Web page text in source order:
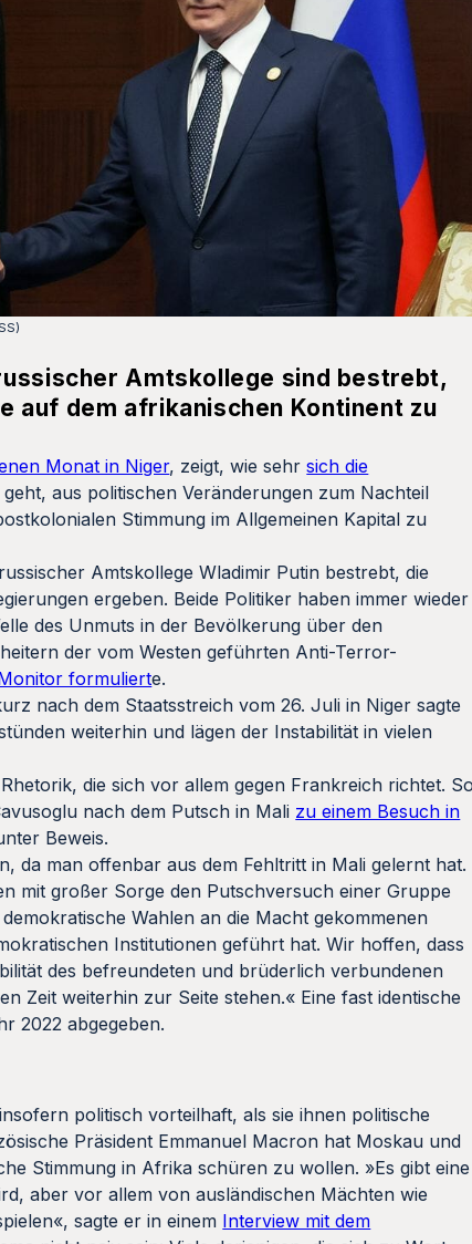
Amtskollege sind bestrebt,
auf dem afrikanischen Kontinent zu
Monat in Niger, zeigt, wie sehrsich die
aus politischen Veränderungen zum Nachteil
Stimmung im Allgemeinen Kapital zu
Amtskollege Wladimir Putin bestrebt, die
ergeben. Beide Politiker haben immer wieder
des Unmuts in der Bevölkerung über den
der vom Westen geführten Anti-Terror-
formulierte.
nach dem Staatsstreich vom 26. Juli in Niger sagte
weiterhin und lägen der Instabilität in vielen
die sich vor allem gegen Frankreich richtet. So
nach dem Putsch in Mali zu einem Besuch in
Beweis.
da man offenbar aus dem Fehltritt in Mali gelernt hat.
mit großer Sorge den Putschversuch einer Gruppe
Wahlen an die Macht gekommenen
Institutionen geführt hat. Wir hoffen, dass
des befreundeten und brüderlich verbundenen
Zeit weiterhin zur Seite stehen.« Eine fast identische
2022 abgegeben.
politisch vorteilhaft, als sie ihnen politische
Präsident Emmanuel Macron hat Moskau und
Stimmung in Afrika schüren zu wollen. »Es gibt eine
aber vor allem von ausländischen Mächten wie
sagte er in einem Interview mit dem